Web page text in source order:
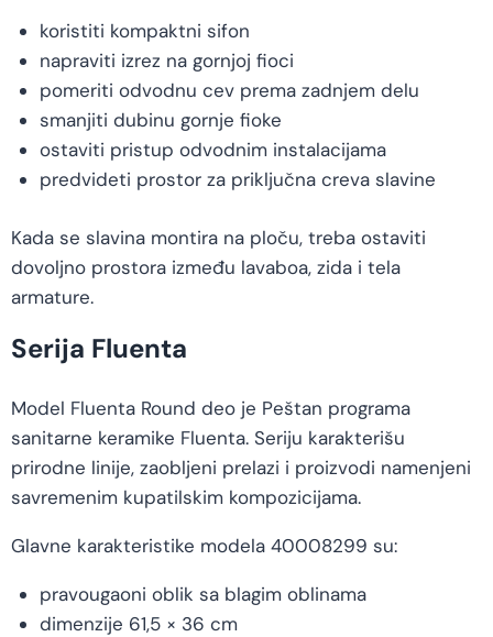
koristiti kompaktni sifon
napraviti izrez na gornjoj fioci
pomeriti odvodnu cev prema zadnjem delu
smanjiti dubinu gornje fioke
ostaviti pristup odvodnim instalacijama
predvideti prostor za priključna creva slavine
Kada se slavina montira na ploču, treba ostaviti
dovoljno prostora između lavaboa, zida i tela
armature.
Serija Fluenta
Model Fluenta Round deo je Peštan programa
sanitarne keramike Fluenta. Seriju karakterišu
prirodne linije, zaobljeni prelazi i proizvodi namenjeni
savremenim kupatilskim kompozicijama.
Glavne karakteristike modela 40008299 su:
pravougaoni oblik sa blagim oblinama
dimenzije 61,5 × 36 cm